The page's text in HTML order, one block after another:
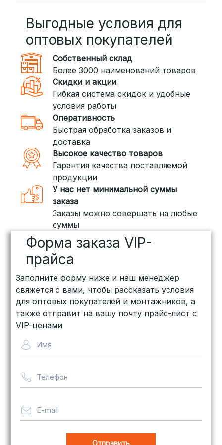
пунктов выдачи или курьером.
Сроки — от 2 дней, стоимость — от
350 рублей
DPD: Международная служба
доставки, которая работает и
внутри России. Сроки — от 2 дней,
стоимость — от 400 рублей
3. Доставка крупногабаритных грузов
(ПЭК, КИТ, Байкал Сервис)
Если ваш заказ включает большие или
тяжелые товары, мы рекомендуем
воспользоваться услугами компаний,
специализирующихся на доставке
грузов:
ПЭК: Сроки доставки — от 3 до 10
дней, стоимость рассчитывается
индивидуально (минимум
рублей
объемных заказов. Сроки — от 3
дней, стоимость — от500 рублей
Байкал Сервис: Идеально подходит
для крупногабаритных товаров.
рассчитывается индивидуально
Важно! Мы заботимся о том, чтобы
целости и сохранности, независимо
от их размера.
Выгодные условия для
оптовых покупателей
Собственный склад
Более 3000 наименований товаров
Скидки и акции
Гибкая система скидок и удобные
условия работы
Оперативность
Быстрая обработка заказов и
доставка
Высокое качество товаров
Гарантия качества поставляемой
продукции
У нас нет минимальной суммы
заказа
Заказы можно совершать на любые
суммы
Форма заказа VIP-
прайса
Заполните форму ниже и наш менеджер
свяжется с вами, чтобы рассказать условия
для оптовых покупателей и монтажников, а
также отправит на вашу почту прайс-лист с
VIP-ценами
Имя
Телефон
E-mail